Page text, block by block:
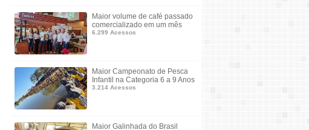
Maior volume de café passado
comercializado em um mês
6.299 Acessos
Maior Campeonato de Pesca
Infantil na Categoria 6 a 9 Anos
3.214 Acessos
Maior Galinhada do Brasil